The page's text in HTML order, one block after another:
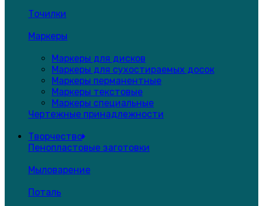
Точилки
Маркеры
Маркеры для дисков
Маркеры для сухостираемых досок
Маркеры перманентные
Маркеры текстовые
Маркеры специальные
Чертежные принадлежности
Творчество
Пенопластовые заготовки
Мыловарение
Поталь